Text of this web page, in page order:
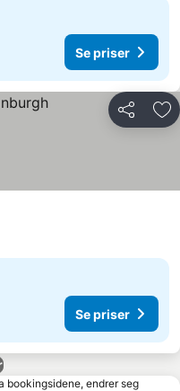
Se priser
Del
Se priser
bookingsidene, endrer seg